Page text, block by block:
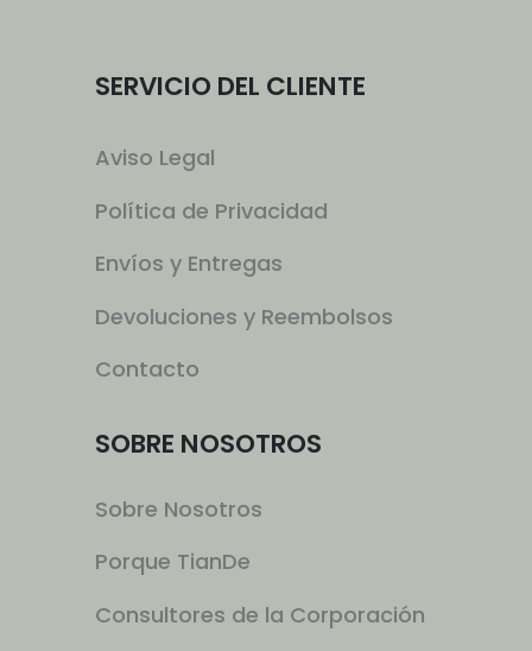
SERVICIO DEL CLIENTE
Aviso Legal
Política de Privacidad
Envíos y Entregas
Devoluciones y Reembolsos
Contacto
SOBRE NOSOTROS
Sobre Nosotros
Porque TianDe
Consultores de la Corporación